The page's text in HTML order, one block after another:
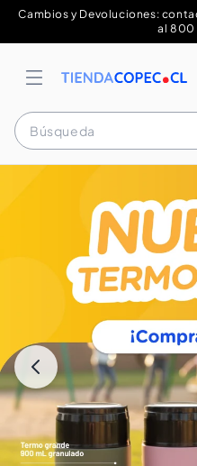
directamente
Cambios y Devoluciones:
al 800
Búsqueda